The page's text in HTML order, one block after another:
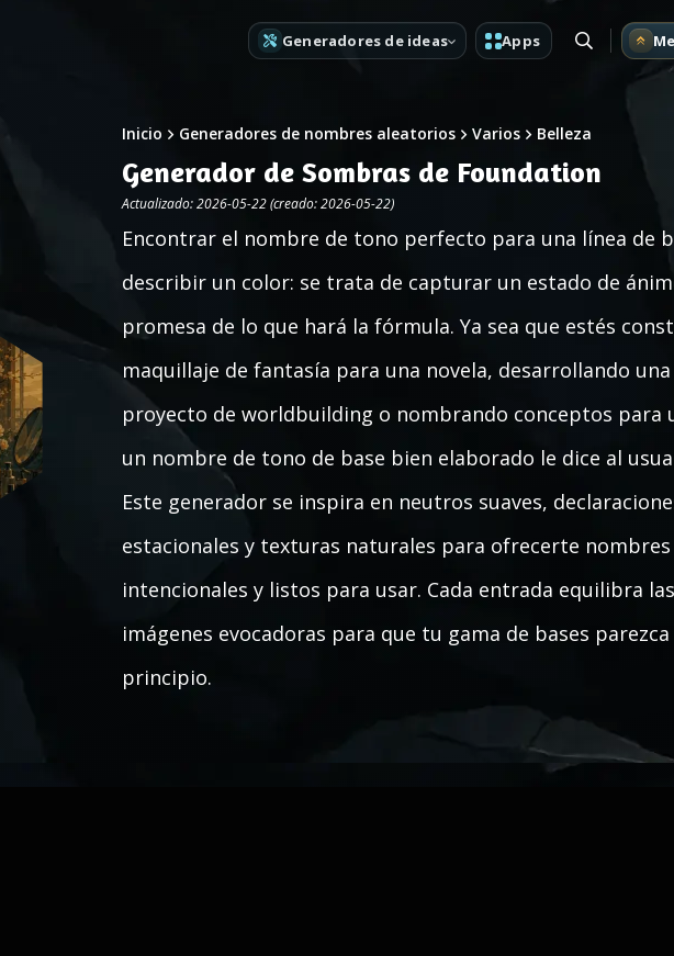
Generadores de ideas Apps
Inicio Generadores de nombres aleatorios Varios Belleza
Generador de Sombras de Foundation
Actualizado: 2026-05-22 (creado: 2026-05-22)
Encontrar el nombre de tono perfecto para una línea de
describir un color: se trata de capturar un estado de
promesa de lo que hará la fórmula. Ya sea que estés
maquillaje de fantasía para una novela, desarrollando
proyecto de worldbuilding o nombrando conceptos para
un nombre de tono de base bien elaborado le dice al
Este generador se inspira en neutros suaves,
estacionales y texturas naturales para ofrecerte
intencionales y listos para usar. Cada entrada equilibra
imágenes evocadoras para que tu gama de bases
principio.